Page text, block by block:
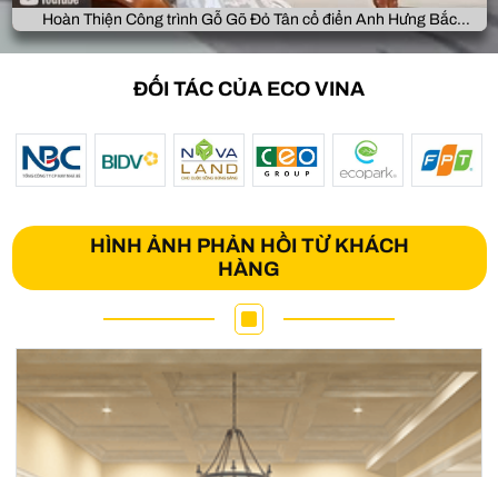
Hoàn Thiện Công trình Gỗ Gõ Đỏ Tân cổ điển Anh Hưng Bắc
Giang
ĐỐI TÁC CỦA ECO VINA
HÌNH ẢNH PHẢN HỒI TỪ KHÁCH
HÀNG